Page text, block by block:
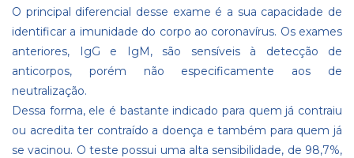
O principal diferencial desse exame é a sua capacidade de
identificar a imunidade do corpo ao coronavírus. Os exames
anteriores, IgG e IgM, são sensíveis à detecção de
anticorpos, porém não especificamente aos de
neutralização.
Dessa forma, ele é bastante indicado para quem já contraiu
ou acredita ter contraído a doença e também para quem já
se vacinou. O teste possui uma alta sensibilidade, de 98,7%,